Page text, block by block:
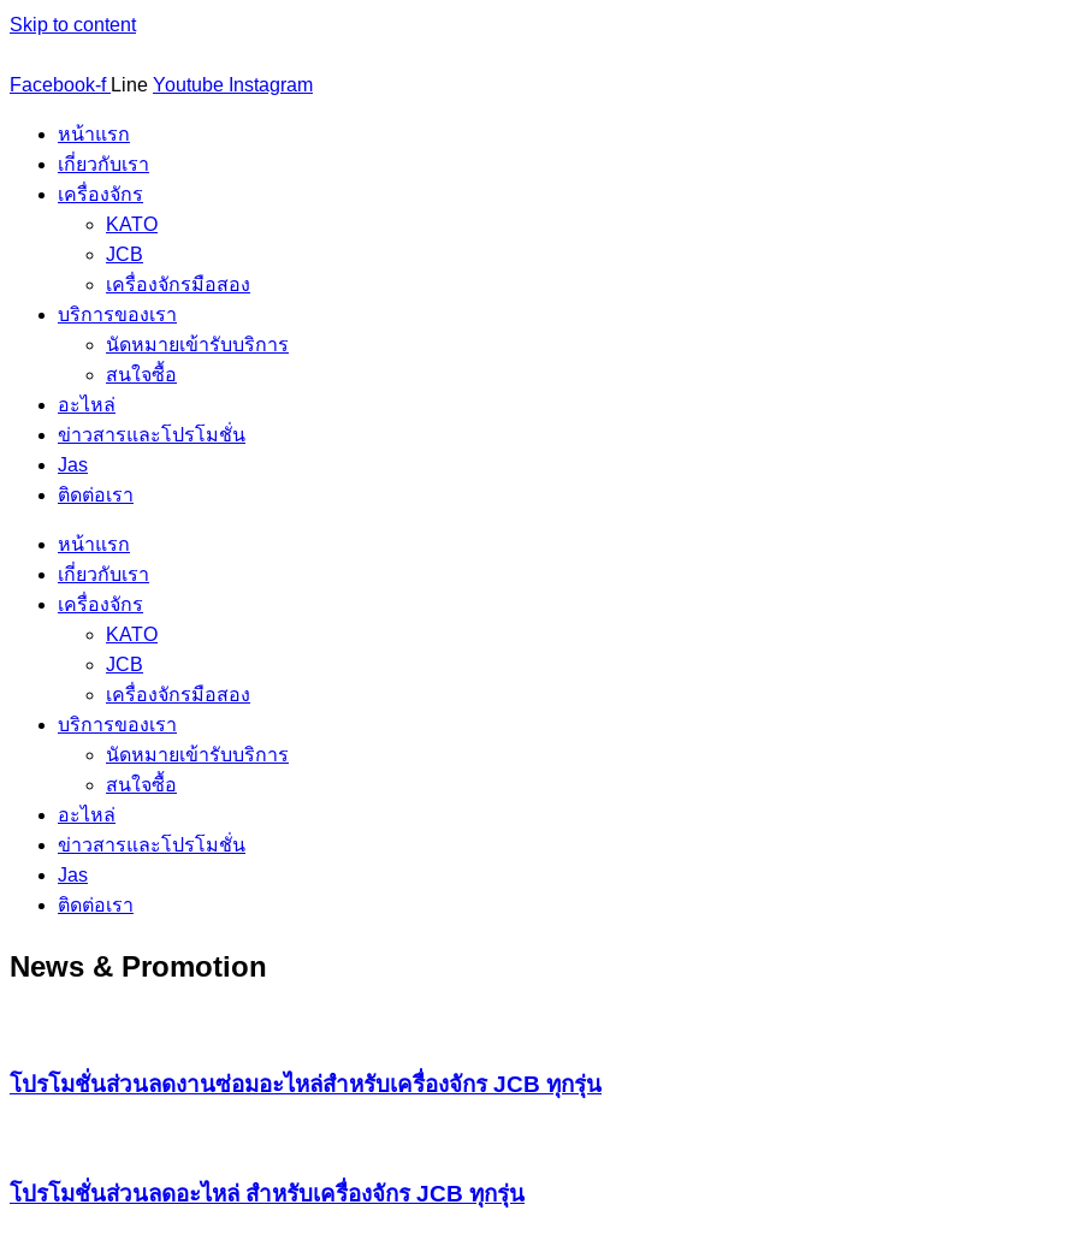
Skip to content
Facebook-f Line Youtube Instagram
หน้าแรก
เกี่ยวกับเรา
เครื่องจักร
KATO
JCB
เครื่องจักรมือสอง
บริการของเรา
นัดหมายเข้ารับบริการ
สนใจซื้อ
อะไหล่
ข่าวสารและโปรโมชั่น
Jas
ติดต่อเรา
หน้าแรก
เกี่ยวกับเรา
เครื่องจักร
KATO
JCB
เครื่องจักรมือสอง
บริการของเรา
นัดหมายเข้ารับบริการ
สนใจซื้อ
อะไหล่
ข่าวสารและโปรโมชั่น
Jas
ติดต่อเรา
News & Promotion
โปรโมชั่นส่วนลดงานซ่อมอะไหล่สำหรับเครื่องจักร JCB ทุกรุ่น
โปรโมชั่นส่วนลดอะไหล่ สำหรับเครื่องจักร JCB ทุกรุ่น